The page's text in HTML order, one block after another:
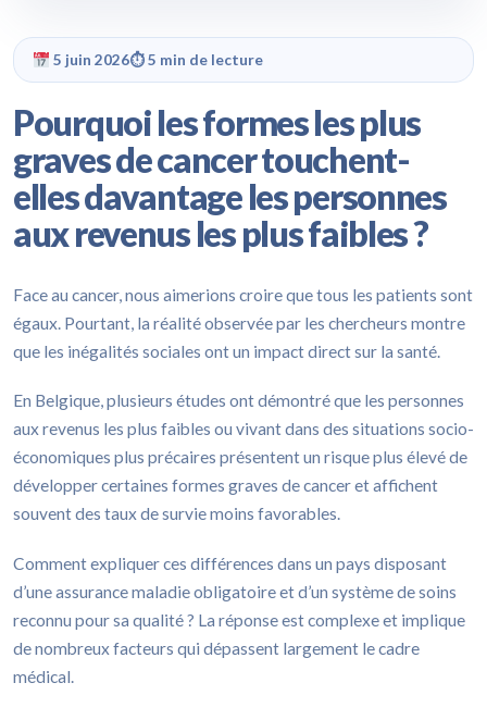
5 juin 2026⏱ 5 min de lecture
Pourquoi les formes les plus
graves de cancer touchent-
elles davantage les personnes
aux revenus les plus faibles ?
Face au cancer, nous aimerions croire que tous les patients sont
égaux. Pourtant, la réalité observée par les chercheurs montre
que les inégalités sociales ont un impact direct sur la santé.
En Belgique, plusieurs études ont démontré que les personnes
aux revenus les plus faibles ou vivant dans des situations socio-
économiques plus précaires présentent un risque plus élevé de
développer certaines formes graves de cancer et affichent
souvent des taux de survie moins favorables.
Comment expliquer ces différences dans un pays disposant
d’une assurance maladie obligatoire et d’un système de soins
reconnu pour sa qualité ? La réponse est complexe et implique
de nombreux facteurs qui dépassent largement le cadre
médical.